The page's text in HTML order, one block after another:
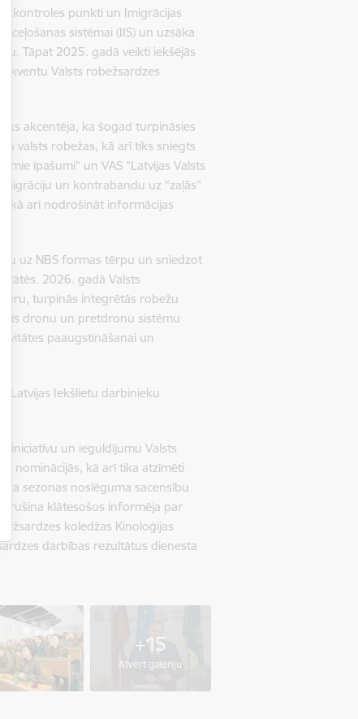
punkti un Imigrācijas
sistēmai (IIS) un uzsāka
Tāpat 2025. gadā veikti iekšējās
Valsts robežsardzes
akcentēja, ka šogad turpināsies
valsts robežas, kā arī tiks sniegts
īpašumi” un VAS “Latvijas Valsts
un kontrabandu uz “zaļās”
kā arī nodrošināt informācijas
uz NBS formas tērpu un sniedzot
2026. gadā Valsts
turpinās integrētās robežu
dronu un pretdronu sistēmu
paaugstināšanai un
Latvijas Iekšlietu darbinieku
iniciatīvu un ieguldījumu Valsts
nominācijās, kā arī tika atzīmēti
sezonas noslēguma sacensību
klātesošos informēja par
koledžas Kinoloģijas
darbības rezultātus dienesta
+15
Atvērt galeriju